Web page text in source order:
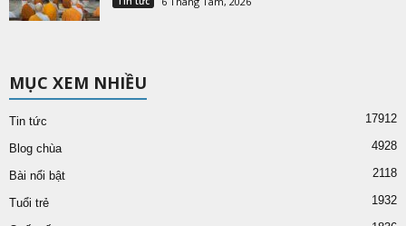
MỤC XEM NHIỀU
Tin tức 17912
Blog chùa 4928
Bài nổi bật 2118
Tuổi trẻ 1932